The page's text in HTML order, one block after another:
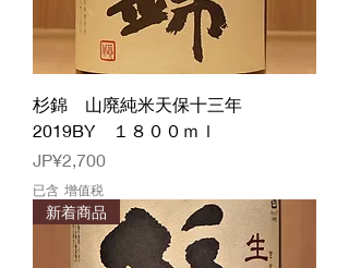
杉錦 山廃純米天保十三年
2019BY １８００ｍｌ
價格
JP¥2,700
已含 增值税
新着商品